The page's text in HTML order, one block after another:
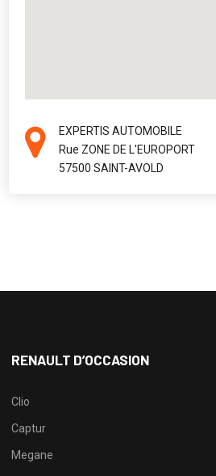
EXPERTIS AUTOMOBILE
Rue ZONE DE L'EUROPORT
57500 SAINT-AVOLD
RENAULT D’OCCASION
Clio
Captur
Megane